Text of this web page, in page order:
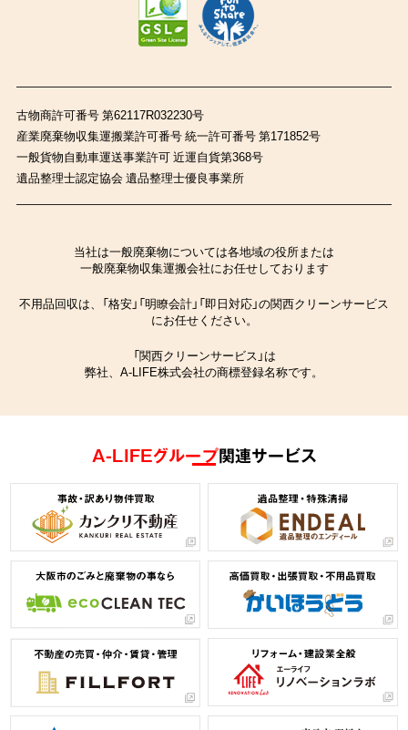
古物商許可番号 第62117R032230号
産業廃棄物収集運搬業許可番号 統一許可番号 第171852号
一般貨物自動車運送事業許可 近運自貨第368号
遺品整理士認定協会 遺品整理士優良事業所
当社は一般廃棄物については各地域の役所または
一般廃棄物収集運搬会社にお任せしております
不用品回収は、「格安」「明瞭会計」「即日対応」の関西クリーンサービス
にお任せください。
「関西クリーンサービス」は
弊社、A-LIFE株式会社の商標登録名称です。
A-LIFEグループ関連サービス